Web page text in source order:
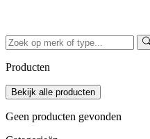
Producten
Geen producten gevonden